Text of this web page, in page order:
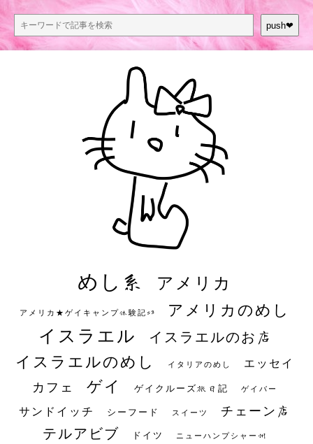
push❤︎
めし系 アメリカ
アメリカ★ゲイキャンプ体験記S3 アメリカのめし
イスラエル イスラエルのお店
イスラエルのめし イタリアのめし エッセイ
カフェ ゲイ ゲイクルーズ旅日記 ゲイバー
サンドイッチ シーフード スイーツ チェーン店
テルアビブ ドイツ ニューハンプシャー州